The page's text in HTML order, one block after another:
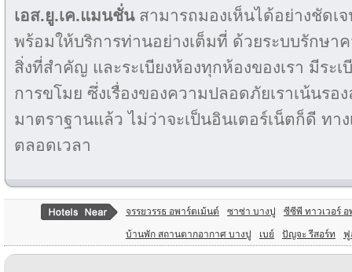
เอส.ยู.เค.แมนชั่นสามารถมองเห็นได้อย่างชัดเ
พร้อมให้บริการท่านอย่างเต็มที่ ด้วยระบบรักษา
สิ่งที่สำคัญ และระเบียงห้องทุกห้องของเรา มีระเ
การขโมย ซึ่งเรื่องของความปลอดภัยเราเน้นรอ
มาตราฐานแล้ว ไม่ว่าจะเป็นอินเตอร์เน็ตก็ดี ท
ตลอดเวลา
จรรยวรรธ อพาร์ตเม้นต์ ซาซ่า บางปู ซีซีพี ทาวเวอร์
บ้านพัก สถานตากอากาศ บางปู เบย์ ปัญจะ รีสอร์ท ฟู